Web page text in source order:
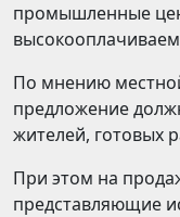
промышленные
По мнению
предложение
жителей, готовых
При этом на
представляющие